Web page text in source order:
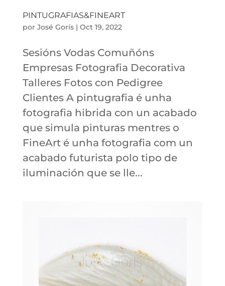
PINTUGRAFIAS&FINEART
por José Gorís| Oct 19, 2022
Sesións Vodas Comuñóns
Empresas Fotografia Decorativa
Talleres Fotos con Pedigree
Clientes A pintugrafia é unha
fotografia hibrida con un acabado
que simula pinturas mentres o
FineArt é unha fotografia com un
acabado futurista polo tipo de
iluminación que se lle...